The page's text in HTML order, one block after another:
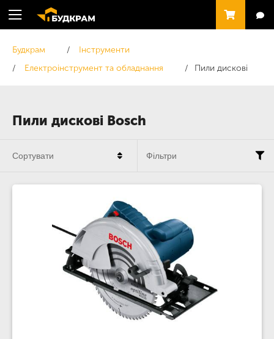
Пили дискові Bosch
Будкрам
Інструменти
Електроінструмент та обладнання
Пили дискові
Сортувати Фільтри